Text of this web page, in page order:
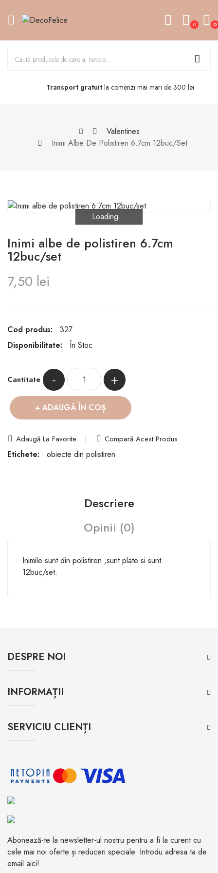
0 0
Transport gratuitla comenzi mai mari de 300 lei.
Valentines
Inimi Albe De Polistiren 6.7cm 12buc/set
Loading...
Loading...
Inimi albe de polistiren 6.7cm
12buc/set
7,50 lei
Cod produs:
327
Disponibilitate:
În Stoc
Cantitate - +
ADAUGĂ ÎN COȘ
Adaugă La Favorite Compară Acest Produs
Etichete: obiecte din polistiren
Descriere
Opinii (0)
Inimile sunt din polistiren ,sunt plate si sunt
12buc/set.
DESPRE NOI
INFORMAȚII
SERVICIU CLIENȚI
Abonează-te la newsletter-ul nostru pentru a fi la curent cu
cele mai noi oferte și reduceri speciale. Introdu adresa ta de
email aici!